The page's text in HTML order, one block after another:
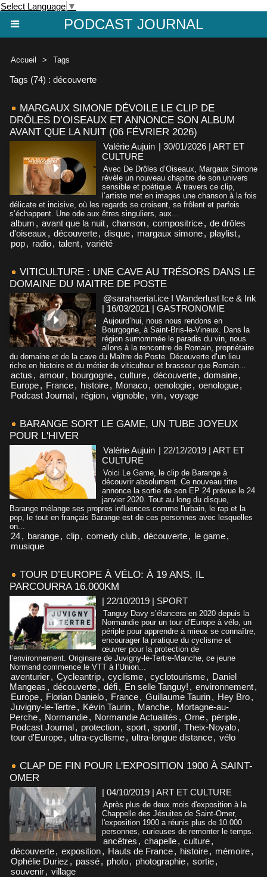
Select Language ▼
PODCAST JOURNAL
Accueil > Tags
Tags (74) : découverte
MARGAUX SIMONE DÉVOILE LE CLIP DE
DRÔLES D’OISEAUX ET ANNONCE SON ALBUM
AVANT QUE LA NUIT (06 FÉVRIER 2026)
Valérie Aujuin | 30/01/2026 | ART ET
CULTURE
Avec De Drôles d’Oiseaux, Margaux Simone
révèle un nouveau chapitre de son univers
sensible et poétique. À travers ce clip,
l’artiste met en images une chanson à la fois
délicate et incisive, où les regards se croisent, se frôlent et parfois
s’échappent. Une ode aux êtres singuliers, aux...
album , avant que la nuit, chanson, compositrice, de drôles
d'oiseaux , découverte, disque, margaux simone, playlist,
pop, radio, talent, variété
VITICULTURE : UNE CAVE AU TRÉSORS DANS LE
DOMAINE DU MAITRE DE POSTE
@sarahaerial.ice I Wanderlust Ice & Ink
| 16/03/2021 | GASTRONOMIE
Aujourd’hui, nous nous rendons en
Bourgogne, à Saint-Bris-le-Vineux. Dans la
région surnommée le paradis du vin, nous
allons à la rencontre de Romain, propriétaire
du domaine et de la cave du Maître de Poste. Découverte d’un lieu
riche en histoire et du métier de viticulteur et brasseur que Romain...
actus , amour, bourgogne, culture, découverte, domaine,
Europe, France, histoire, Monaco, oenologie, oenologue,
Podcast Journal, région, vignoble, vin, voyage
BARANGE SORT LE GAME, UN TUBE JOYEUX
POUR L'HIVER
Valérie Aujuin | 22/12/2019 | ART ET
CULTURE
Voici Le Game, le clip de Barange à
découvrir absolument. Ce nouveau titre
annonce la sortie de son EP 24 prévue le 24
janvier 2020. Tout au long du disque,
Barange mélange ses propres influences comme l'urbain, le rap et la
pop, le tout en français Barange est de ces personnes avec lesquelles
on...
24, barange, clip, comedy club, découverte, le game,
musique
TOUR D’EUROPE À VÉLO: À 19 ANS, IL
PARCOURRA 16.000KM
| 22/10/2019 | SPORT
Tanguy Davy s’élancera en 2020 depuis la
Normandie pour un tour d’Europe à vélo, un
périple pour apprendre à mieux se connaître,
encourager la pratique du cyclisme et
œuvrer pour la protection de
l’environnement. Originaire de Juvigny-le-Tertre-Manche, ce jeune
Normand commence le VTT à l’Union...
aventurier, Cycleantrip, cyclisme, cyclotourisme, Daniel
Mangeas , découverte, défi, En selle Tanguy! , environnement,
Europe, Florian Danielo, France, Guillaume Taurin, Hey Bro,
Juvigny-le-Tertre, Kévin Taurin, Manche, Mortagne-au-
Perche, Normandie, Normandie Actualités , Orne, périple,
Podcast Journal, protection, sport, sportif, Theix-Noyalo,
tour d'Europe, ultra-cyclisme, ultra-longue distance, vélo
CLAP DE FIN POUR L'EXPOSITION 1900 À SAINT-
OMER
| 04/10/2019 | ART ET CULTURE
Après plus de deux mois d'exposition à la
Chappelle des Jésuites de Saint-Omer,
l'exposition 1900 a réunis plus de 10.000
personnes, curieuses de remonter le temps.
ancêtres , chapelle, culture,
découverte, exposition, Hauts de France, histoire, mémoire,
Ophélie Duriez , passé, photo, photographie, sortie,
souvenir, village